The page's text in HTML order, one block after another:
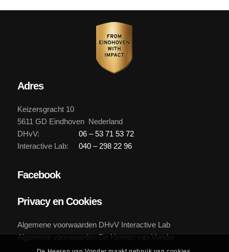
Adres
Keizersgracht 10
5611 GD Eindhoven Nederland
DHvV:
06 – 53 71 53 72
Interactive Lab:
040 – 298 22 96
Facebook
Privacy en Cookies
Algemene voorwaarden DHvV Interactive Lab
Algemene voorwaarden De Heeren van Vonder